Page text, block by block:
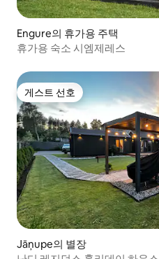
Engure의 휴가용 주택
휴가용 숙소 시엠제레스
게스트 선호
게스트 선호
Jāņupe의 별장